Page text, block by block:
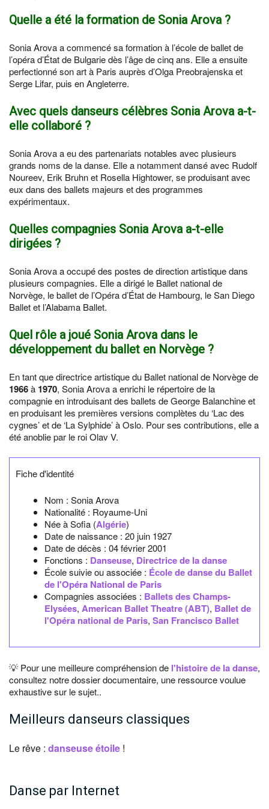
Quelle a été la formation de Sonia Arova ?
Sonia Arova a commencé sa formation à l’école de ballet de
l’opéra d’État de Bulgarie dès l’âge de cinq ans. Elle a ensuite
perfectionné son art à Paris auprès d’Olga Preobrajenska et
Serge Lifar, puis en Angleterre.
Avec quels danseurs célèbres Sonia Arova a-t-
elle collaboré ?
Sonia Arova a eu des partenariats notables avec plusieurs
grands noms de la danse. Elle a notamment dansé avec Rudolf
Noureev, Erik Bruhn et Rosella Hightower, se produisant avec
eux dans des ballets majeurs et des programmes
expérimentaux.
Quelles compagnies Sonia Arova a-t-elle
dirigées ?
Sonia Arova a occupé des postes de direction artistique dans
plusieurs compagnies. Elle a dirigé le Ballet national de
Norvège, le ballet de l’Opéra d’État de Hambourg, le San Diego
Ballet et l’Alabama Ballet.
Quel rôle a joué Sonia Arova dans le
développement du ballet en Norvège ?
En tant que directrice artistique du Ballet national de Norvège de
1966à 1970, Sonia Arova a enrichi le répertoire de la
compagnie en introduisant des ballets de George Balanchine et
en produisant les premières versions complètes du ‘Lac des
cygnes’ et de ‘La Sylphide’ à Oslo. Pour ses contributions, elle a
été anoblie par le roi Olav V.
Fiche d'identité
Nom : Sonia Arova
Nationalité : Royaume-Uni
Née àSofia (Algérie)
Date de naissance : 20 juin 1927
Date de décès : 04 février 2001
Fonctions : Danseuse, Directrice de la danse
École suivie ou associée : École de danse du Ballet
de l'Opéra National de Paris
Compagnies associées : Ballets des Champs-
Elysées, American Ballet Theatre (ABT), Ballet de
l'Opéra national de Paris, San Francisco Ballet
💡 Pour une meilleure compréhension de l'histoire de la danse,
consultez notre dossier documentaire, une ressource voulue
exhaustive sur le sujet..
Meilleurs danseurs classiques
Le rêve : danseuse étoile !
Danse par Internet